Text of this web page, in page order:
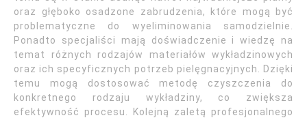
oraz głęboko osadzone zabrudzenia, które mogą być
problematyczne do wyeliminowania samodzielnie.
Ponadto specjaliści mają doświadczenie i wiedzę na
temat różnych rodzajów materiałów wykładzinowych
oraz ich specyficznych potrzeb pielęgnacyjnych. Dzięki
temu mogą dostosować metodę czyszczenia do
konkretnego rodzaju wykładziny, co zwiększa
efektywność procesu. Kolejną zaletą profesjonalnego